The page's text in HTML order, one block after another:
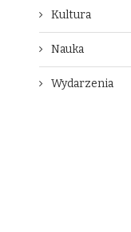
Kultura
Nauka
Wydarzenia